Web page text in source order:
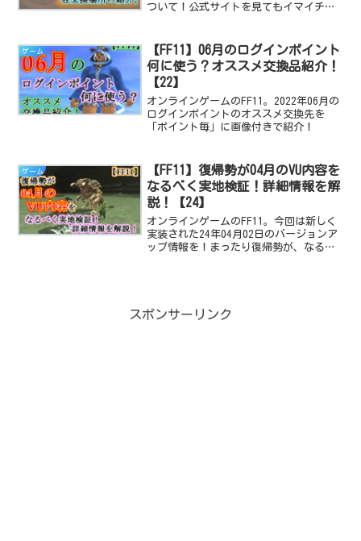
ついて！公式サイトを見てもイマイチ交
ゲーム
【FF11】06月のログインポイント
何に使う？オススメ交換品紹介！
【22】
オンラインゲームのFF11。2022年06月の
ログインポイントのオススメ交換先を
「ポイント毎」に画像付きで紹介！
ゲーム
【FF11】復帰勢が04月のVU内容を
なるべく実地検証！詳細情報を解
説！【24】
オンラインゲームのFF11。今回は新しく
実装された24年04月02日のバージョンア
ップ情報を！まったり復帰勢が、なるべ
スポンサーリンク